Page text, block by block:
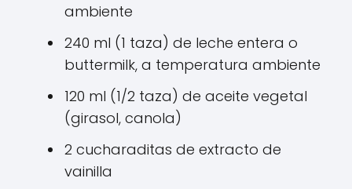
ambiente
240 ml (1 taza) de leche entera o
buttermilk, a temperatura ambiente
120 ml (1/2 taza) de aceite vegetal
(girasol, canola)
2 cucharaditas de extracto de
vainilla